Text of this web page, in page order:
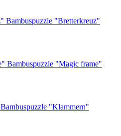
Bambuspuzzle "Bretterkreuz"
Bambuspuzzle "Magic frame"
Bambuspuzzle "Klammern"